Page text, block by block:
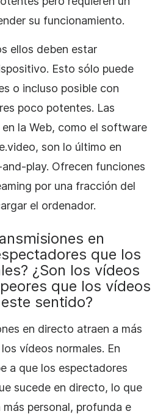
su funcionamiento.
ellos deben estar
Esto sólo puede
o incluso posible con
poco potentes. Las
la Web, como el software
son lo último en
play. Ofrecen funciones
por una fracción del
el ordenador.
en
que los
¿Son los vídeos
que los vídeos
sentido?
en directo atraen a más
vídeos normales. En
a que los espectadores
sucede en directo, lo que
personal, profunda e